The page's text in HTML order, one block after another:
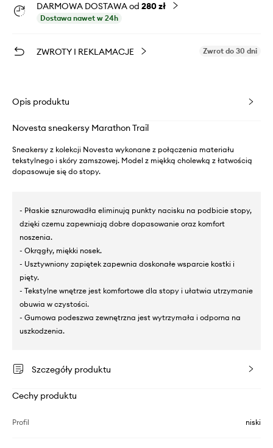
DARMOWA DOSTAWA od 280 zł
Dostawa nawet w 24h
ZWROTY I REKLAMACJE Zwrot do 30 dni
Opis produktu
Novesta sneakersy Marathon Trail
Sneakersy z kolekcji Novesta wykonane z połączenia materiału
tekstylnego i skóry zamszowej. Model z miękką cholewką z łatwością
dopasowuje się do stopy.
- Płaskie sznurowadła eliminują punkty nacisku na podbicie stopy,
dzięki czemu zapewniają dobre dopasowanie oraz komfort
noszenia.
- Okrągły, miękki nosek.
- Usztywniony zapiętek zapewnia doskonałe wsparcie kostki i
pięty.
- Tekstylne wnętrze jest komfortowe dla stopy i ułatwia utrzymanie
obuwia w czystości.
- Gumowa podeszwa zewnętrzna jest wytrzymała i odporna na
uszkodzenia.
Szczegóły produktu
Cechy produktu
Profil niski